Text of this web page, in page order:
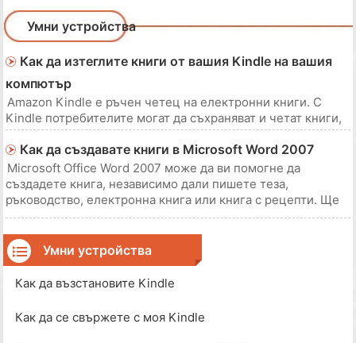
Умни устройства
Как да изтеглите книги от вашия Kindle на вашия
компютър
Amazon Kindle е ръчен четец на електронни книги. С
Kindle потребителите могат да съхраняват и четат книги,
вестници, списания и други писмени медии в движение.
Материалите за четене се съхраняват във вътрешната
памет на Kindle. Ако искате да запишете резервно копие
на вашия материал за четене или ис
Как да създавате книги в Microsoft Word 2007
Microsoft Office Word 2007 може да ви помогне да
създадете книга, независимо дали пишете теза,
ръководство, електронна книга или книга с рецепти. Ще
намерите шаблони, които ще ви помогнат при
проектирането и форматирането на типа книга, която
искате. Като използвате шаблоните на Word, ще спестите
вр
Умни устройства
Как да възстановите Kindle
Как да се свържете с моя Kindle